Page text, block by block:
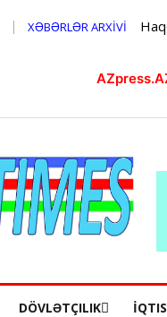
XƏBƏRLƏR ARXİVİ
DÖVLƏTÇILIK